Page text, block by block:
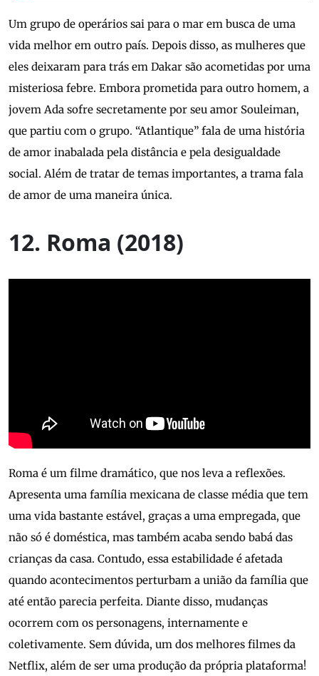
Um grupo de operários sai para o mar em busca de uma
vida melhor em outro país. Depois disso, as mulheres que
eles deixaram para trás em Dakar são acometidas por uma
misteriosa febre. Embora prometida para outro homem, a
jovem Ada sofre secretamente por seu amor Souleiman,
que partiu com o grupo. “Atlantique” fala de uma história
de amor inabalada pela distância e pela desigualdade
social. Além de tratar de temas importantes, a trama fala
de amor de uma maneira única.
12. Roma (2018)
Roma é um filme dramático, que nos leva a reflexões.
Apresenta uma família mexicana de classe média que tem
uma vida bastante estável, graças a uma empregada, que
não só é doméstica, mas também acaba sendo babá das
crianças da casa. Contudo, essa estabilidade é afetada
quando acontecimentos perturbam a união da família que
até então parecia perfeita. Diante disso, mudanças
ocorrem com os personagens, internamente e
coletivamente. Sem dúvida, um dos melhores filmes da
Netflix, além de ser uma produção da própria plataforma!